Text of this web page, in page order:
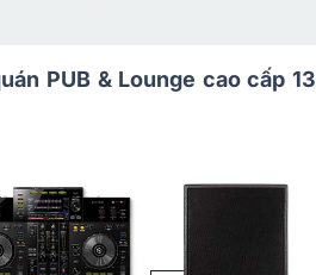
PUB & Lounge cao cấp 13